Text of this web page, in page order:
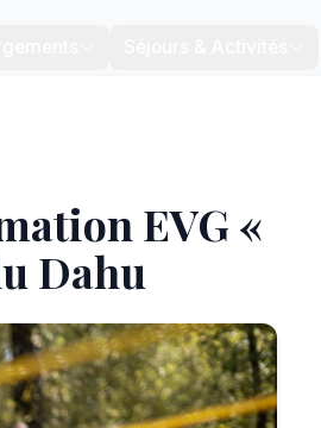
EVG «
Dahu